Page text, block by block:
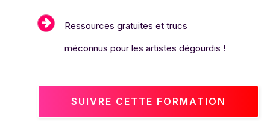
Ressources gratuites et trucs
méconnus pour les artistes dégourdis !
SUIVRE CETTE FORMATION